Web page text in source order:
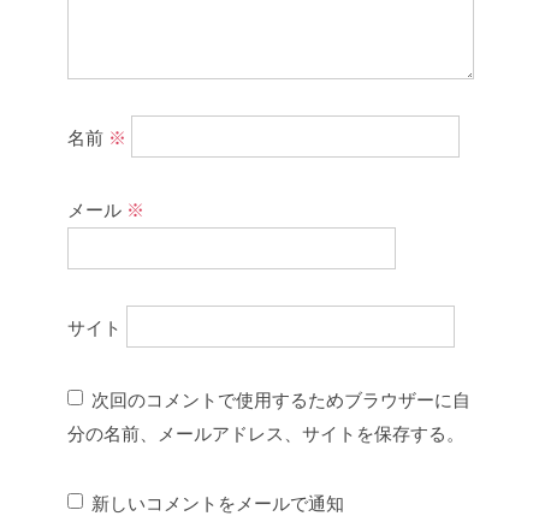
名前 ※
メール ※
サイト
次回のコメントで使用するためブラウザーに自
分の名前、メールアドレス、サイトを保存する。
新しいコメントをメールで通知